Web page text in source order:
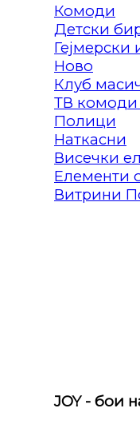
Комоди
Детски
Клуб
ТВ комоди
Полици
Наткасни
Висечки
Елементи
Витрини
JOY - бои